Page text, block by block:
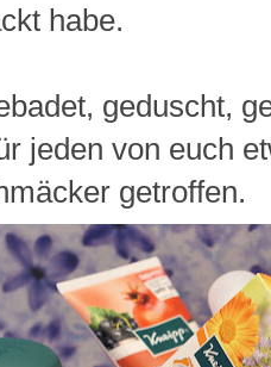
habe.
geduscht,
jeden von euch
getroffen.